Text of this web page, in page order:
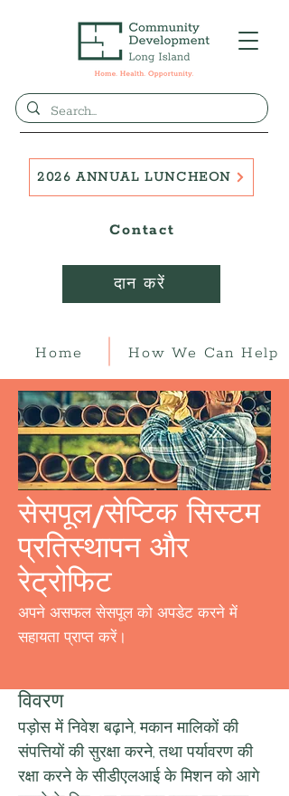
दान करें
Contact
2026 ANNUAL LUNCHEON
Home How We Can Help
सेसपूल/सेप्टिक सिस्टम
प्रतिस्थापन और
रेट्रोफिट
अपने असफल सेसपूल को अपडेट करने में
सहायता प्राप्त करें।
विवरण
पड़ोस में निवेश बढ़ाने, मकान मालिकों की
संपत्तियों की सुरक्षा करने, तथा पर्यावरण की
रक्षा करने के सीडीएलआई के मिशन को आगे